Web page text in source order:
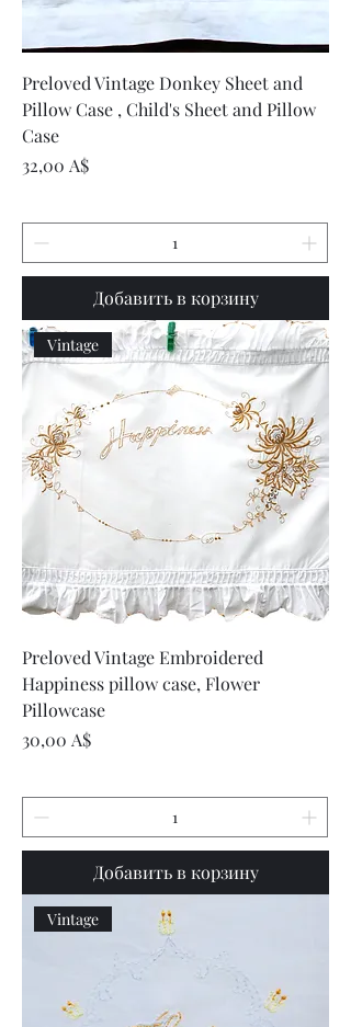
Preloved Vintage Donkey Sheet and
Pillow Case , Child's Sheet and Pillow
Case
Цена
32,00 A$
Добавить в корзину
Vintage
Preloved Vintage Embroidered
Happiness pillow case, Flower
Pillowcase
Цена
30,00 A$
Добавить в корзину
Vintage